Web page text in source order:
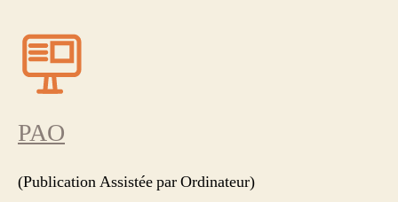
PAO
(Publication Assistée par Ordinateur)